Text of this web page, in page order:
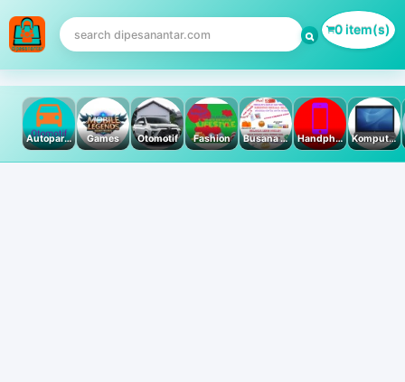
0 item(s)
Autoparts Games Otomotif Fashion Busana Muslim Handphone & Tablet Komputer PC & Laptop